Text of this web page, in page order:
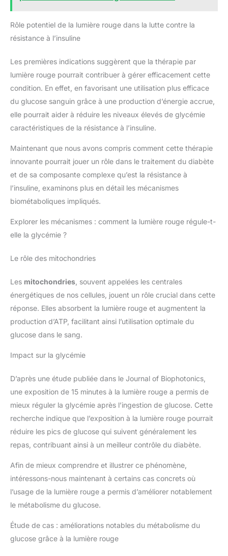
Rôle potentiel de la lumière rouge dans la lutte contre la
résistance à l’insuline
Les premières indications suggèrent que la thérapie par
lumière rouge pourrait contribuer à gérer efficacement cette
condition. En effet, en favorisant une utilisation plus efficace
du glucose sanguin grâce à une production d’énergie accrue,
elle pourrait aider à réduire les niveaux élevés de glycémie
caractéristiques de la résistance à l’insuline.
Maintenant que nous avons compris comment cette thérapie
innovante pourrait jouer un rôle dans le traitement du diabète
et de sa composante complexe qu’est la résistance à
l’insuline, examinons plus en détail les mécanismes
biométaboliques impliqués.
Explorer les mécanismes : comment la lumière rouge régule-t-
elle la glycémie ?
Le rôle des mitochondries
Les mitochondries, souvent appelées les centrales
énergétiques de nos cellules, jouent un rôle crucial dans cette
réponse. Elles absorbent la lumière rouge et augmentent la
production d’ATP, facilitant ainsi l’utilisation optimale du
glucose dans le sang.
Impact sur la glycémie
D’après une étude publiée dans le Journal of Biophotonics,
une exposition de 15 minutes à la lumière rouge a permis de
mieux réguler la glycémie après l’ingestion de glucose. Cette
recherche indique que l’exposition à la lumière rouge pourrait
réduire les pics de glucose qui suivent généralement les
repas, contribuant ainsi à un meilleur contrôle du diabète.
Afin de mieux comprendre et illustrer ce phénomène,
intéressons-nous maintenant à certains cas concrets où
l’usage de la lumière rouge a permis d’améliorer notablement
le métabolisme du glucose.
Étude de cas : améliorations notables du métabolisme du
glucose grâce à la lumière rouge